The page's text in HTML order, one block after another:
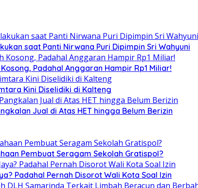
saat Panti Nirwana Puri Dipimpin Sri Wahyuni
Padahal Anggaran Hampir Rp1 Miliar!
Kini Diselidiki di Kalteng
Jual di Atas HET hingga Belum Berizin
Pembuat Seragam Sekolah Gratispol?
Padahal Pernah Disorot Wali Kota Soal Izin